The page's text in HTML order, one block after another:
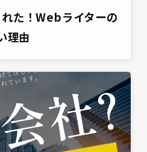
た！Webライターの
理由